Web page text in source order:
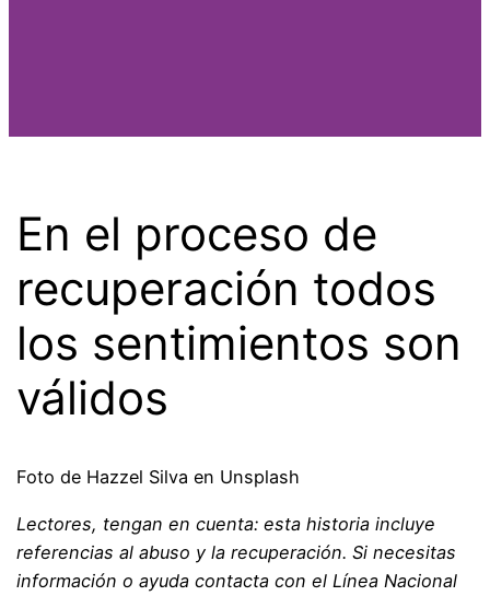
En el proceso de
recuperación todos
los sentimientos son
válidos
Foto de Hazzel Silva en Unsplash
Lectores, tengan en cuenta: esta historia incluye
referencias al abuso y la recuperación. Si necesitas
información o ayuda contacta con el Línea Nacional